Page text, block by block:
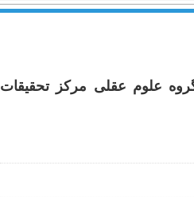
علوم عقلی مرکز تحقیقات